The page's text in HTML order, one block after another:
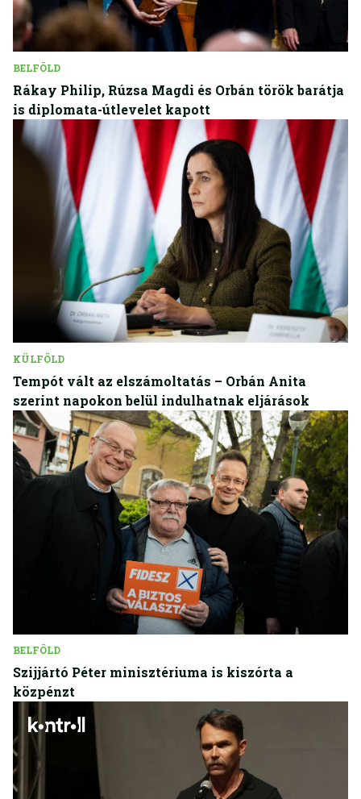
BELFÖLD
Rákay Philip, Rúzsa Magdi és Orbán török barátja
is diplomata-útlevelet kapott
KÜLFÖLD
Tempót vált az elszámoltatás – Orbán Anita
szerint napokon belül indulhatnak eljárások
BELFÖLD
Szijjártó Péter minisztériuma is kiszórta a
közpénzt